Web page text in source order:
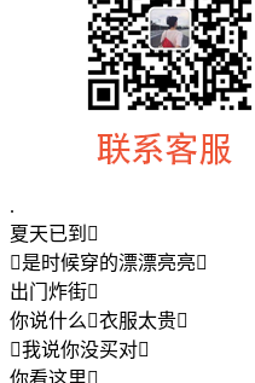
.
夏天已到
是时候穿的漂漂亮亮
出门炸街
你说什么衣服太贵
我说你没买对
你看这里